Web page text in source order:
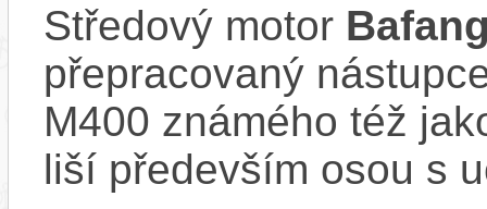
Středový motor
přepracovaný
M400 známého též
liší především osou s